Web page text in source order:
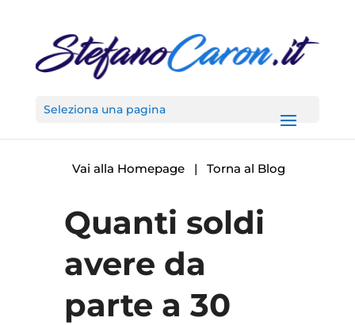
Seleziona una pagina
Vai alla Homepage |Torna al Blog
Quanti soldi
avere da
parte a 30